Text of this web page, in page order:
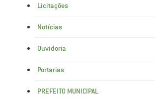
Licitações
Notícias
Ouvidoria
Portarias
PREFEITO MUNICIPAL